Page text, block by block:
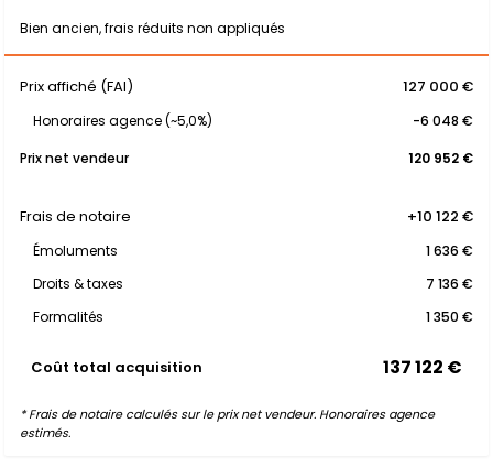
Bien ancien, frais réduits non appliqués
Prix affiché (FAI) 127 000 €
Honoraires agence (~5,0%)
-6 048 €
Prix net vendeur
120 952 €
Frais de notaire +10 122 €
Émoluments
1 636 €
Droits & taxes
7 136 €
Formalités
1 350 €
Coût total acquisition 137 122 €
* Frais de notaire calculés sur le prix net vendeur. Honoraires agence
estimés.